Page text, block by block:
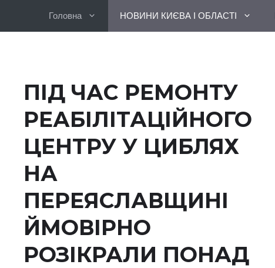
Головна НОВИНИ КИЄВА І ОБЛАСТІ
ПІД ЧАС РЕМОНТУ
РЕАБІЛІТАЦІЙНОГО
ЦЕНТРУ У ЦИБЛЯХ
НА
ПЕРЕЯСЛАВЩИНІ
ЙМОВІРНО
РОЗІКРАЛИ ПОНАД